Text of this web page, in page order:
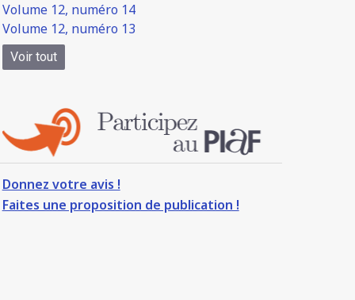
Volume 12, numéro 14
Volume 12, numéro 13
Voir tout
Donnez votre avis !
Faites une proposition de publication !